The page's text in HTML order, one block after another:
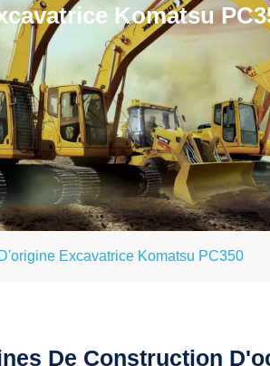
Komatsu
Excavatrice Komatsu PC350
De Construction